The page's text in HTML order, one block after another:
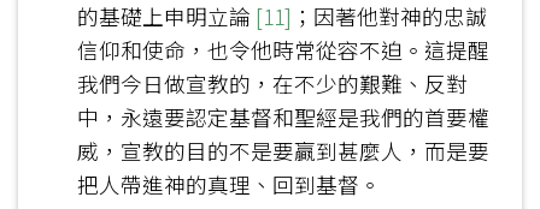
的基礎上申明立論 [11] ；因著他對神的忠誠
信仰和使命，也令他時常從容不迫。這提醒
我們今日做宣教的，在不少的艱難、反對
中，永遠要認定基督和聖經是我們的首要權
威，宣教的目的不是要贏到甚麼人，而是要
把人帶進神的真理、回到基督。